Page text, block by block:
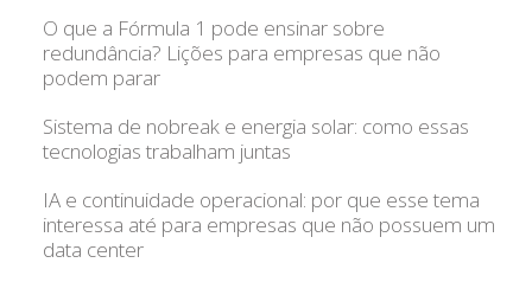
O que a Fórmula 1 pode ensinar sobre
redundância? Lições para empresas que não
podem parar
Sistema de nobreak e energia solar: como essas
tecnologias trabalham juntas
IA e continuidade operacional: por que esse tema
interessa até para empresas que não possuem um
data center